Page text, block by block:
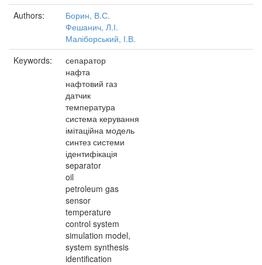
Authors:
Борин, В.С.
Фешанич, Л.І.
Маліборський, І.В.
Keywords:
сепаратор
нафта
нафтовий газ
датчик
температура
система керування
імітаційна модель
синтез системи
ідентифікація
separator
oil
petroleum gas
sensor
temperature
control system
simulation model,
system synthesis
identification